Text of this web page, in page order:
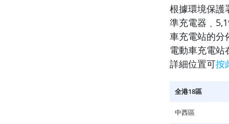
根據環境保護
準充電器
車充電站的分
電動車充電站
詳細位置可按
全港18區
中西區